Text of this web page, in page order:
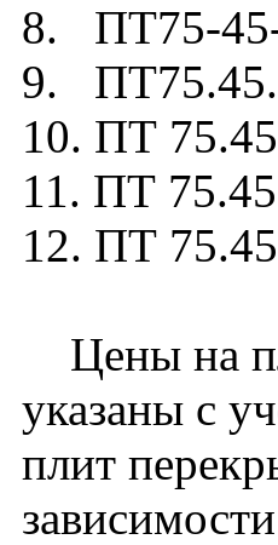
8. ПТ75-
9.
10. ПТ
11. ПТ
12. ПТ
Цены на
указаны с
плит